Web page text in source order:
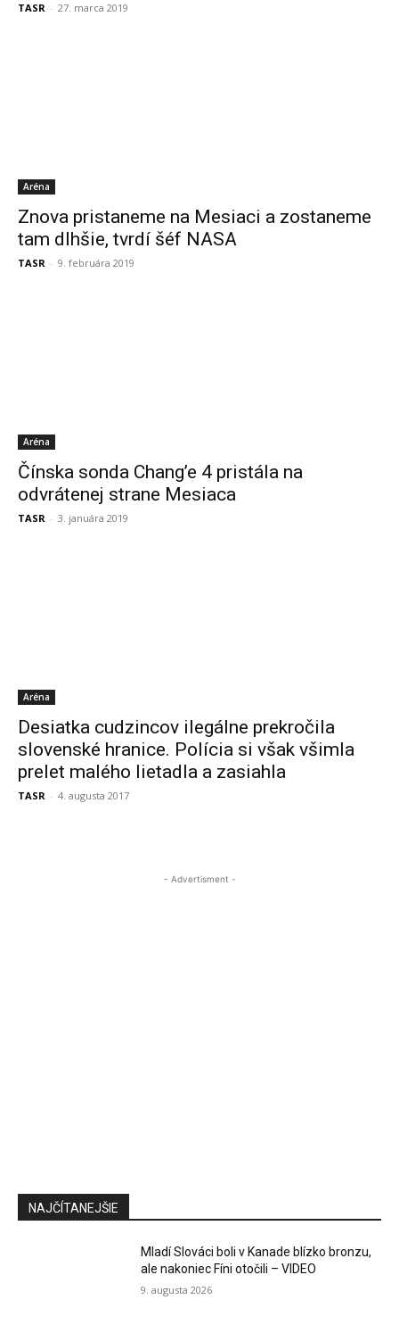
TASR - 27. marca 2019
Aréna
Znova pristaneme na Mesiaci a zostaneme
tam dlhšie, tvrdí šéf NASA
TASR - 9. februára 2019
Aréna
Čínska sonda Chang’e 4 pristála na
odvrátenej strane Mesiaca
TASR - 3. januára 2019
Aréna
Desiatka cudzincov ilegálne prekročila
slovenské hranice. Polícia si však všimla
prelet malého lietadla a zasiahla
TASR - 4. augusta 2017
- Advertisment -
NAJČÍTANEJŠIE
Mladí Slováci boli v Kanade blízko bronzu,
ale nakoniec Fíni otočili – VIDEO
9. augusta 2026